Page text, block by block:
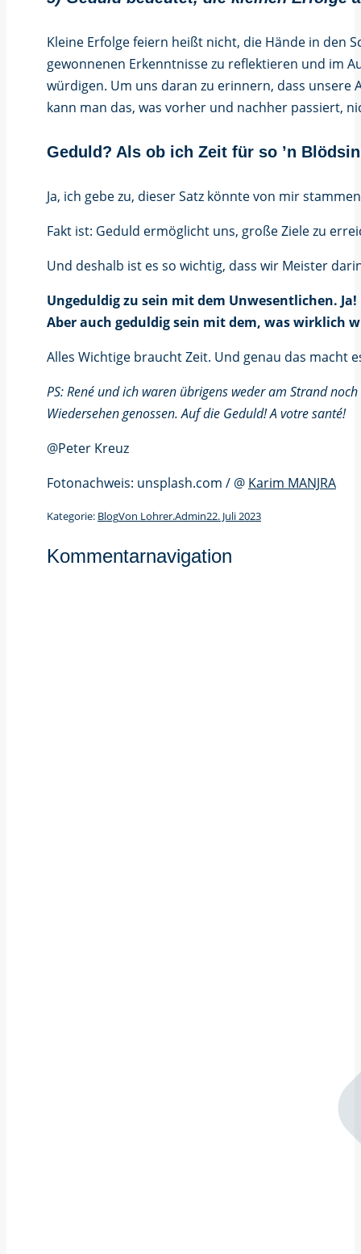
Kleine Erfolge feiern heißt nicht, die Hände in den
gewonnenen Erkenntnisse zu reflektieren und im
würdigen. Um uns daran zu erinnern, dass unsere
kann man das, was vorher und nachher passiert,
Geduld? Als ob ich Zeit für so ’n
Ja, ich gebe zu, dieser Satz könnte von mir
Fakt ist: Geduld ermöglicht uns, große Ziele zu
Und deshalb ist es so wichtig, dass wir Meister
Ungeduldig zu sein mit dem Unwesentlichen. Ja!
Aber auch geduldig sein mit dem, was wirklich
Alles Wichtige braucht Zeit. Und genau das macht
PS: René und ich waren übrigens weder am Strand
Wiedersehen genossen. Auf die Geduld! A votre santé!
@Peter Kreuz
Fotonachweis: unsplash.com / @ Karim MANJRA
Kategorie: BlogVon Lohrer.Admin22. Juli 2023
Kommentarnavigation